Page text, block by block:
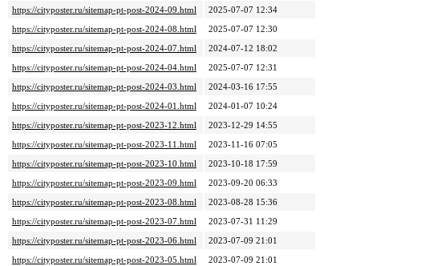
https://cityposter.ru/sitemap-pt-post-2024-09.html
2025-07-07 12:34
https://cityposter.ru/sitemap-pt-post-2024-08.html
2025-07-07 12:30
https://cityposter.ru/sitemap-pt-post-2024-07.html
2024-07-12 18:02
https://cityposter.ru/sitemap-pt-post-2024-04.html
2025-07-07 12:31
https://cityposter.ru/sitemap-pt-post-2024-03.html
2024-03-16 17:55
https://cityposter.ru/sitemap-pt-post-2024-01.html
2024-01-07 10:24
https://cityposter.ru/sitemap-pt-post-2023-12.html
2023-12-29 14:55
https://cityposter.ru/sitemap-pt-post-2023-11.html
2023-11-16 07:05
https://cityposter.ru/sitemap-pt-post-2023-10.html
2023-10-18 17:59
https://cityposter.ru/sitemap-pt-post-2023-09.html
2023-09-20 06:33
https://cityposter.ru/sitemap-pt-post-2023-08.html
2023-08-28 15:36
https://cityposter.ru/sitemap-pt-post-2023-07.html
2023-07-31 11:29
https://cityposter.ru/sitemap-pt-post-2023-06.html
2023-07-09 21:01
https://cityposter.ru/sitemap-pt-post-2023-05.html
2023-07-09 21:01